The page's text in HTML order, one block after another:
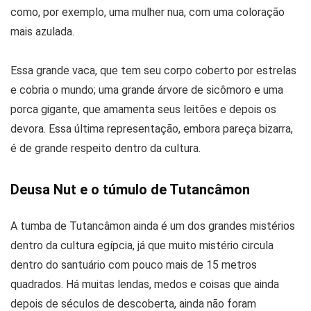
como, por exemplo, uma mulher nua, com uma coloração
mais azulada.
Essa grande vaca, que tem seu corpo coberto por estrelas
e cobria o mundo; uma grande árvore de sicômoro e uma
porca gigante, que amamenta seus leitões e depois os
devora. Essa última representação, embora pareça bizarra,
é de grande respeito dentro da cultura.
Deusa Nut e o túmulo de Tutancâmon
A tumba de Tutancâmon ainda é um dos grandes mistérios
dentro da cultura egípcia, já que muito mistério circula
dentro do santuário com pouco mais de 15 metros
quadrados. Há muitas lendas, medos e coisas que ainda
depois de séculos de descoberta, ainda não foram